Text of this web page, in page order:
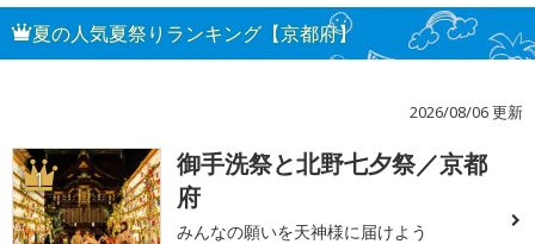
夏の人気夏祭りランキング【京都府】
2026/08/06 更新
1
御手洗祭と北野七夕祭／京都
府
みんなの願いを天神様に届けよう